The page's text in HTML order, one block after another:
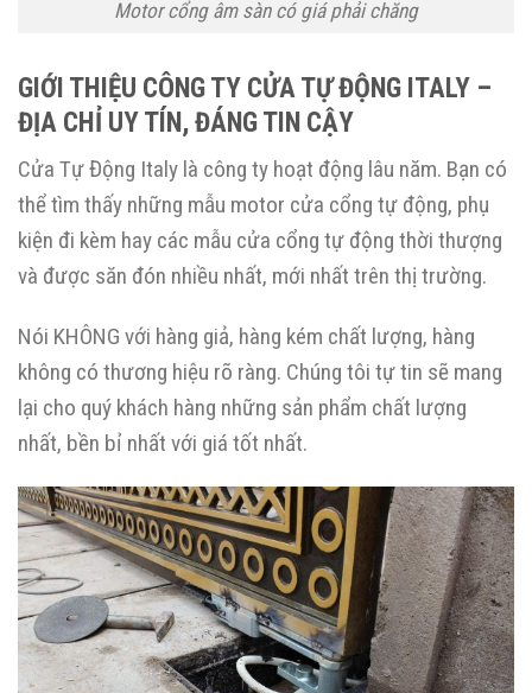
Motor cổng âm sàn có giá phải chăng
GIỚI THIỆU CÔNG TY CỬA TỰ ĐỘNG ITALY –
ĐỊA CHỈ UY TÍN, ĐÁNG TIN CẬY
Cửa Tự Động Italy là công ty hoạt động lâu năm. Bạn có
thể tìm thấy những mẫu motor cửa cổng tự động, phụ
kiện đi kèm hay các mẫu cửa cổng tự động thời thượng
và được săn đón nhiều nhất, mới nhất trên thị trường.
Nói KHÔNG với hàng giả, hàng kém chất lượng, hàng
không có thương hiệu rõ ràng. Chúng tôi tự tin sẽ mang
lại cho quý khách hàng những sản phẩm chất lượng
nhất, bền bỉ nhất với giá tốt nhất.